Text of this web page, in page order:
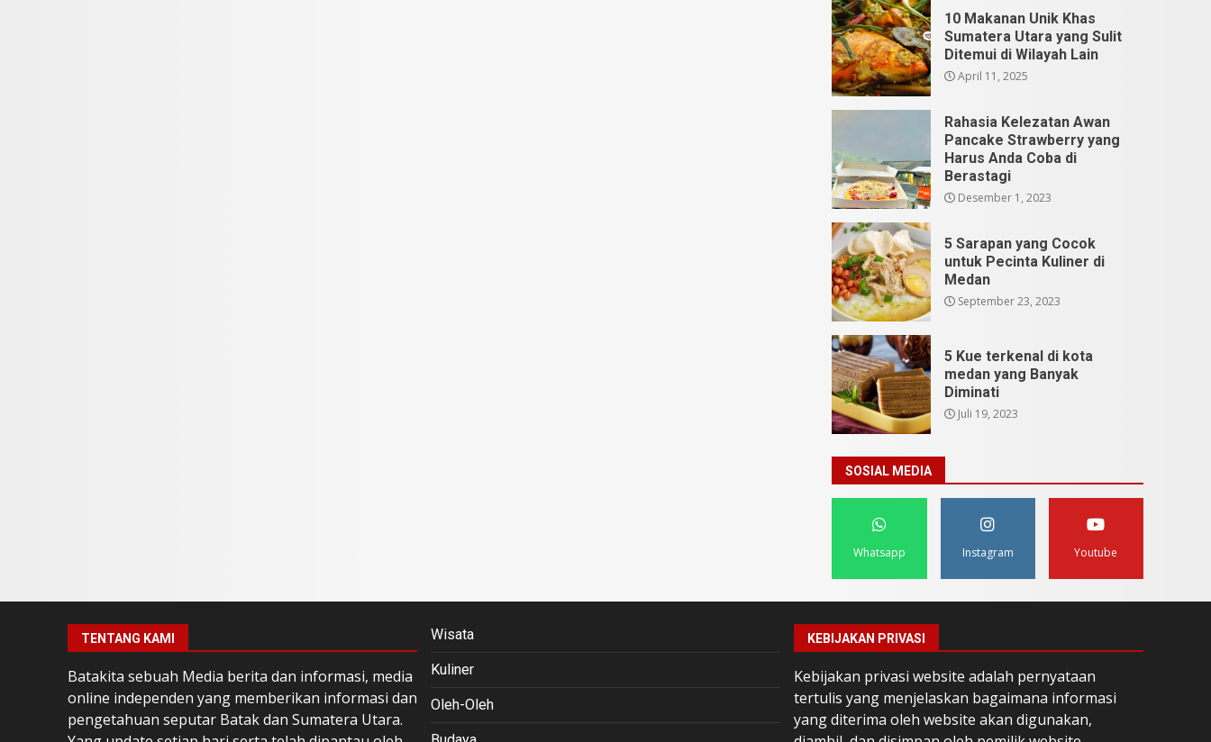
10 Makanan Unik Khas
Sumatera Utara yang Sulit
Ditemui di Wilayah Lain
April 11, 2025
Rahasia Kelezatan Awan
Pancake Strawberry yang
Harus Anda Coba di
Berastagi
Desember 1, 2023
5 Sarapan yang Cocok
untuk Pecinta Kuliner di
Medan
September 23, 2023
5 Kue terkenal di kota
medan yang Banyak
Diminati
Juli 19, 2023
SOSIAL MEDIA
Whatsapp Instagram Youtube
TENTANG KAMI
Batakita sebuah Media berita dan informasi, media
online independen yang memberikan informasi dan
pengetahuan seputar Batak dan Sumatera Utara.
Wisata
Kuliner
Oleh-Oleh
KEBIJAKAN PRIVASI
Kebijakan privasi website adalah pernyataan
tertulis yang menjelaskan bagaimana informasi
yang diterima oleh website akan digunakan,